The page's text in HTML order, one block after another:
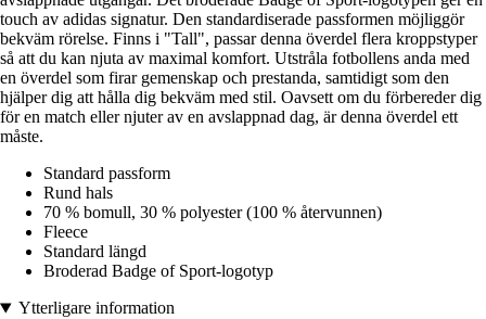
touch av adidas signatur. Den standardiserade passformen möjliggör
bekväm rörelse. Finns i "Tall", passar denna överdel flera kroppstyper
så att du kan njuta av maximal komfort. Utstråla fotbollens anda med
en överdel som firar gemenskap och prestanda, samtidigt som den
hjälper dig att hålla dig bekväm med stil. Oavsett om du förbereder dig
för en match eller njuter av en avslappnad dag, är denna överdel ett
måste.
Standard passform
Rund hals
70 % bomull, 30 % polyester (100 % återvunnen)
Fleece
Standard längd
Broderad Badge of Sport-logotyp
Ytterligare information